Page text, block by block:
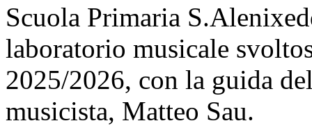
Scuola Primaria
laboratorio musicale
2025/2026, con la guida
musicista, Matteo Sau.